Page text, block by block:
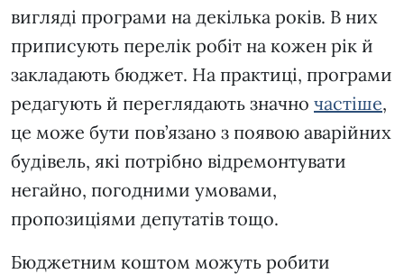
вигляді програми на декілька років. В них
приписують перелік робіт на кожен рік й
закладають бюджет. На практиці, програми
редагують й переглядають значно частіше,
це може бути пов’язано з появою аварійних
будівель, які потрібно відремонтувати
негайно, погодними умовами,
пропозиціями депутатів тощо.
Бюджетним коштом можуть робити